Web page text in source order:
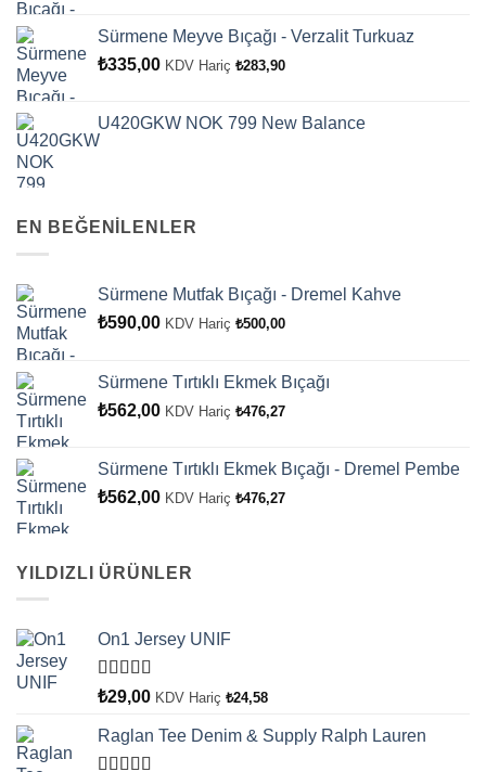
Sürmene Meyve Bıçağı - Verzalit Turkuaz
₺335,00 KDV Hariç ₺283,90
U420GKW NOK 799 New Balance
EN BEĞENİLENLER
Sürmene Mutfak Bıçağı - Dremel Kahve
₺590,00 KDV Hariç ₺500,00
Sürmene Tırtıklı Ekmek Bıçağı
₺562,00 KDV Hariç ₺476,27
Sürmene Tırtıklı Ekmek Bıçağı - Dremel Pembe
₺562,00 KDV Hariç ₺476,27
YILDIZLI ÜRÜNLER
On1 Jersey UNIF
5 üzerinden
oy aldı
₺29,00 KDV Hariç ₺24,58
Raglan Tee Denim & Supply Ralph Lauren